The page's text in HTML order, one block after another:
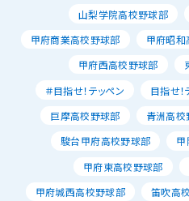
山梨学院高校野球部
甲府商業高校野球部
甲府昭
甲府西高校野球部
＃目指せ！テッペン
目指せ！
巨摩高校野球部
青洲高校
駿台甲府高校野球部
甲
甲府東高校野球部
甲府城西高校野球部
笛吹高